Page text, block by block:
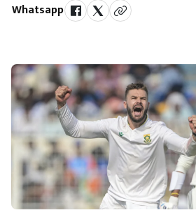
Whatsapp